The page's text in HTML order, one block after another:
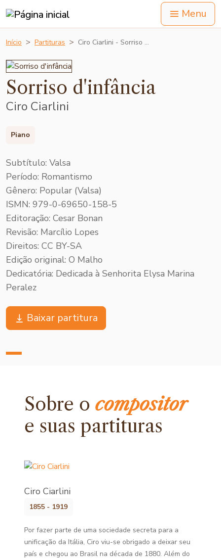
Menu
Início Partituras Ciro Ciarlini - Sorriso …
Sorriso d'infância
Ciro Ciarlini
Piano
Subtítulo: Valsa
Período: Romantismo
Gênero: Popular (Valsa)
ISMN: 979-0-69650-158-5
Editoração: Cesar Bonan
Revisão: Marcílio Lopes
Direitos: CC BY-SA
Edição original: O Malho
Dedicatória: Dedicada à Senhorita Elysa Marina
Peralez
Baixar partitura
Sobre ocompositor
e suas partituras
Ciro Ciarlini
1855 - 1919
Por fazer parte de uma sociedade secreta para a
unificação da Itália, Ciro viu-se obrigado a deixar seu
país e chegou ao Brasil na década de 1880. Além do